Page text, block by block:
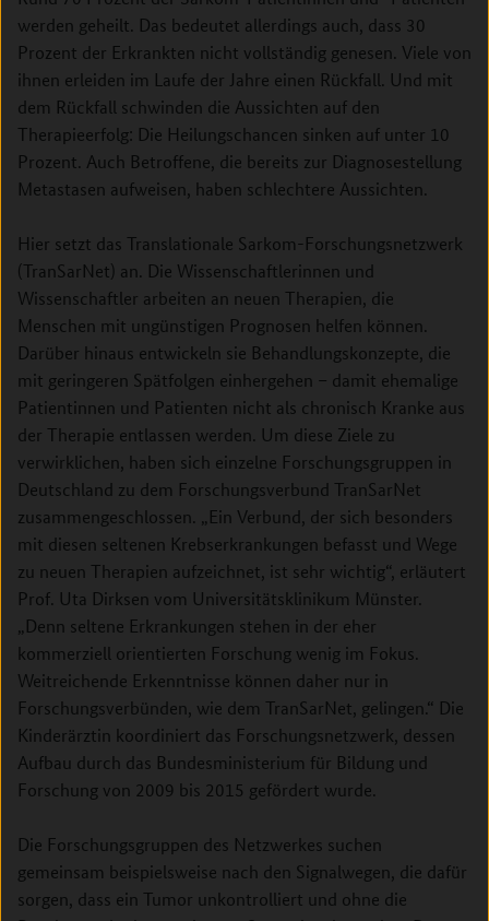
werden geheilt. Das bedeutet allerdings auch, dass 30
Prozent der Erkrankten nicht vollständig genesen. Viele von
ihnen erleiden im Laufe der Jahre einen Rückfall. Und mit
dem Rückfall schwinden die Aussichten auf den
Therapieerfolg: Die Heilungschancen sinken auf unter 10
Prozent. Auch Betroffene, die bereits zur Diagnosestellung
Metastasen aufweisen, haben schlechtere Aussichten.
Hier setzt das Translationale Sarkom-Forschungsnetzwerk
(TranSarNet) an. Die Wissenschaftlerinnen und
Wissenschaftler arbeiten an neuen Therapien, die
Menschen mit ungünstigen Prognosen helfen können.
Darüber hinaus entwickeln sie Behandlungskonzepte, die
mit geringeren Spätfolgen einhergehen – damit ehemalige
Patientinnen und Patienten nicht als chronisch Kranke aus
der Therapie entlassen werden. Um diese Ziele zu
verwirklichen, haben sich einzelne Forschungsgruppen in
Deutschland zu dem Forschungsverbund TranSarNet
zusammengeschlossen. „Ein Verbund, der sich besonders
mit diesen seltenen Krebserkrankungen befasst und Wege
zu neuen Therapien aufzeichnet, ist sehr wichtig“, erläutert
Prof. Uta Dirksen vom Universitätsklinikum Münster.
„Denn seltene Erkrankungen stehen in der eher
kommerziell orientierten Forschung wenig im Fokus.
Weitreichende Erkenntnisse können daher nur in
Forschungsverbünden, wie dem TranSarNet, gelingen.“ Die
Kinderärztin koordiniert das Forschungsnetzwerk, dessen
Aufbau durch das Bundesministerium für Bildung und
Forschung von 2009 bis 2015 gefördert wurde.
Die Forschungsgruppen des Netzwerkes suchen
gemeinsam beispielsweise nach den Signalwegen, die dafür
sorgen, dass ein Tumor unkontrolliert und ohne die